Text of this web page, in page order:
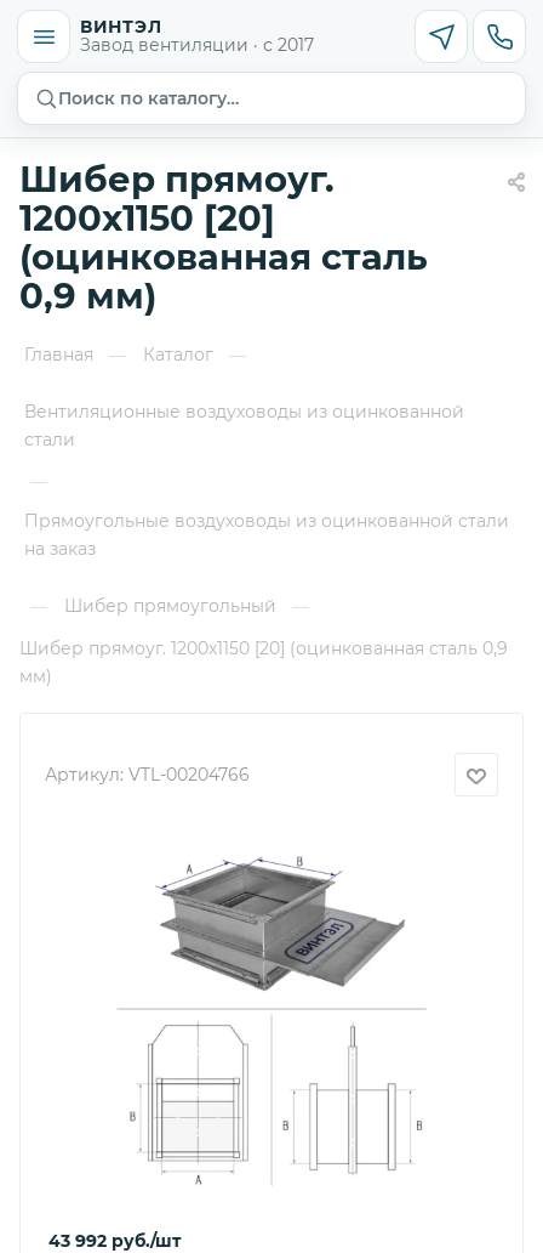
ВИНТЭЛ
Завод вентиляции · с 2017
Поиск по каталогу…
Шибер прямоуг.
1200х1150 [20]
(оцинкованная сталь
0,9 мм)
Главная — Каталог —
Вентиляционные воздуховоды из оцинкованной
стали
—
Прямоугольные воздуховоды из оцинкованной стали
на заказ
— Шибер прямоугольный
—
Шибер прямоуг. 1200х1150 [20] (оцинкованная сталь 0,9
мм)
Артикул: VTL-00204766
43 992 руб./шт